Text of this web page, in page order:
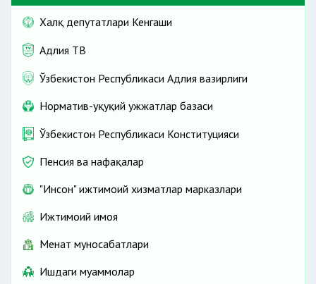
газ ускуналаридан
сизиб чиқишини
Халқ депутатлари Кенгаши
Адлия ТВ
Ўзбекистон Республикаси Адлия вазирлиги
Норматив-ҳуқуқий ҳужжатлар базаси
Ўзбекистон Республикаси Конституцияси
Пенсия ва нафақалар
"Инсон" ижтимоий хизматлар марказлари
Ижтимоий ҳимоя
Меҳнат муносабатлари
Ишдаги муаммолар